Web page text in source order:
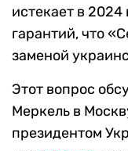
истекает в 2024
гарантий, что
заменой
Этот вопрос
Меркель в
президентом